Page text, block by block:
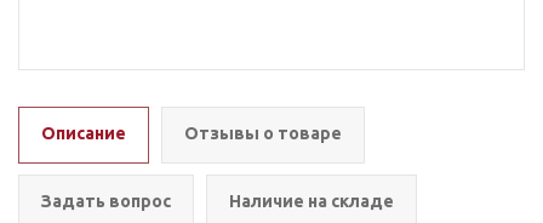
Описание Отзывы о товаре
Задать вопрос Наличие на складе